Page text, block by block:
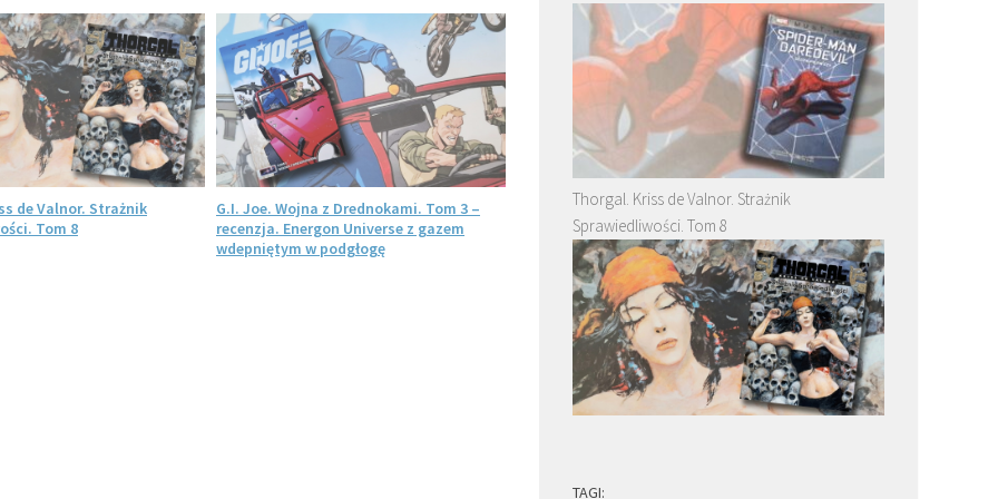
de Valnor. Strażnik
Tom 8
G.I. Joe. Wojna z Drednokami. Tom 3 –
recenzja. Energon Universe z gazem
wdepniętym w podgłogę
Smarkula. California Screaming. Tom 2 –
recenzja. Nie Scott Pilgrim, a intryga
wciąż przyciąga
Thorgal. Kriss de Valnor. Strażnik
Sprawiedliwości. Tom 8
TAGI: